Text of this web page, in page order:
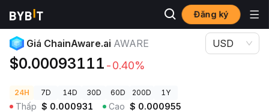
Đăng ký
Giá Tiền Điện Tử Giá ChainAware.ai AWARE
Giá ChainAware.ai AWARE
$0.00093111 -0.40%
USD
24H 7D 14D 30D 60D 200D 1Y
Thấp $ 0.000931 Cao $ 0.000955